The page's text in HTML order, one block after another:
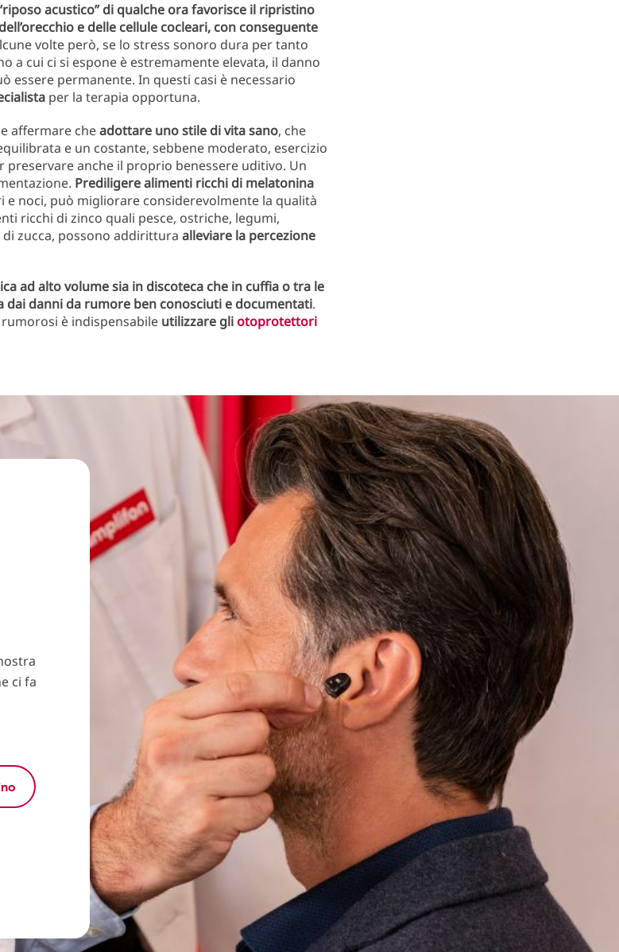
acustico” di qualche ora favorisce il ripristino
e delle cellule cocleari, con conseguente
volte però, se lo stress sonoro dura per tanto
a cui ci si espone è estremamente elevata, il danno
essere permanente. In questi casi è necessario
per la terapia opportuna.
affermare cheadottare uno stile di vita sano, che
e un costante, sebbene moderato, esercizio
preservare anche il proprio benessere uditivo. Un
Prediligere alimenti ricchi di melatonina
e noci, può migliorare considerevolmente la qualità
ricchi di zinco quali pesce, ostriche, legumi,
zucca, possono addirittura alleviare la percezione
ad alto volume sia in discoteca che in cuffia o tra le
dai danni da rumore ben conosciuti e documentati.
è indispensabile utilizzare gliotoprotettori
ci fa